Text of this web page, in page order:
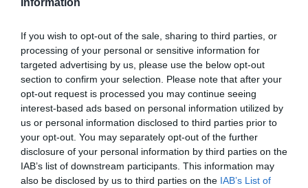
If you wish to opt-out of the sale, sharing to third parties, or
processing of your personal or sensitive information for
targeted advertising by us, please use the below opt-out
section to confirm your selection. Please note that after your
opt-out request is processed you may continue seeing
interest-based ads based on personal information utilized by
us or personal information disclosed to third parties prior to
your opt-out. You may separately opt-out of the further
disclosure of your personal information by third parties on the
IAB’s list of downstream participants. This information may
also be disclosed by us to third parties on the IAB’s List of